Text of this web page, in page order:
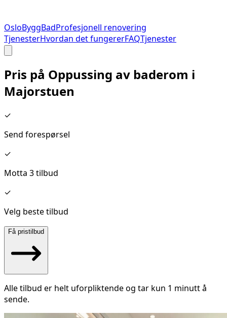
OsloByggBadProfesjonell renovering
TjenesterHvordan det fungererFAQTjenester
Pris på Oppussing av baderom i
Majorstuen
✓
Send forespørsel
✓
Motta 3 tilbud
✓
Velg beste tilbud
Få pristilbud
Alle tilbud er helt uforpliktende og tar kun 1 minutt å
sende.